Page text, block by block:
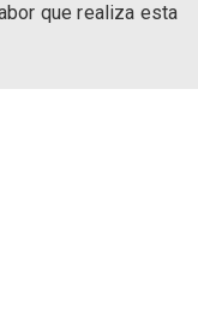
que realiza esta